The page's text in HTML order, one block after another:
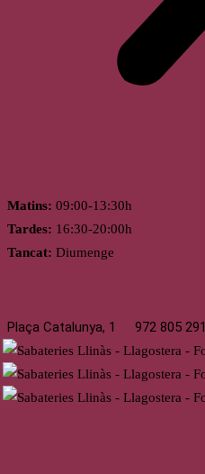
Matins: 09:00-13:30h
Tardes: 16:30-20:00h
Tancat: Diumenge
Plaça Catalunya, 1 972 805 291